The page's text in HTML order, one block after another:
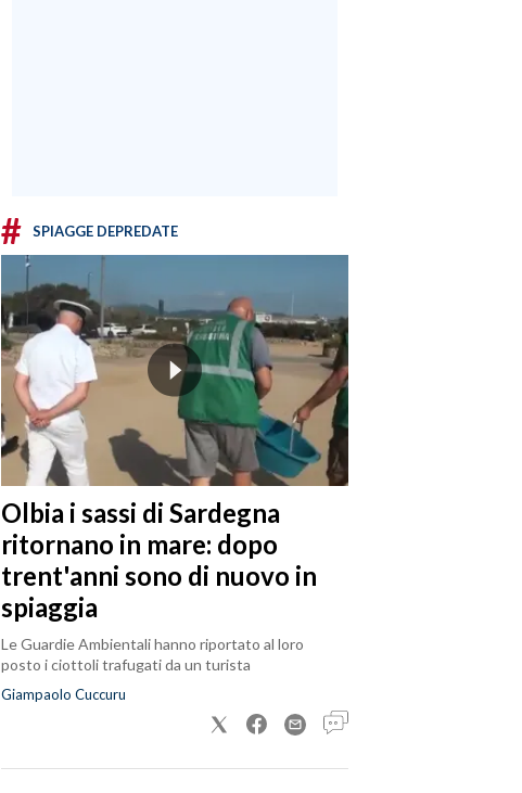
# SPIAGGE DEPREDATE
Olbia i sassi di Sardegna
ritornano in mare: dopo
trent'anni sono di nuovo in
spiaggia
Le Guardie Ambientali hanno riportato al loro
posto i ciottoli trafugati da un turista
Giampaolo Cuccuru